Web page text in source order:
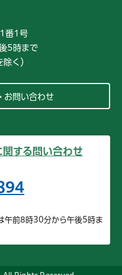
番1号
5時まで
く）
お問い合わせ
する問い合わせ
午前8時30分から午後5時ま